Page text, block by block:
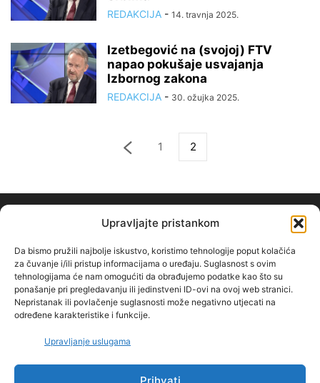
Upravljajte pristankom
Da bismo pružili najbolje iskustvo, koristimo tehnologije poput kolačića
za čuvanje i/ili pristup informacijama o uređaju. Suglasnost s ovim
tehnologijama će nam omogućiti da obrađujemo podatke kao što su
ponašanje pri pregledavanju ili jedinstveni ID-ovi na ovoj web stranici.
Nepristanak ili povlačenje suglasnosti može negativno utjecati na
određene karakteristike i funkcije.
Upravljanje uslugama
Prihvati
REDAKCIJA - 14. travnja 2025.
Izetbegović na (svojoj) FTV
napao pokušaje usvajanja
Izbornog zakona
REDAKCIJA - 30. ožujka 2025.
1 2
O NAMA